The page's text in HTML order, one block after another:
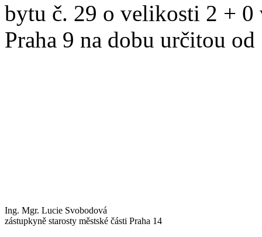
bytu č. 29 o velikosti 2 + 0
Praha 9 na dobu určitou
Ing. Mgr. Lucie Svobodová
zástupkyně starosty městské části Praha 14